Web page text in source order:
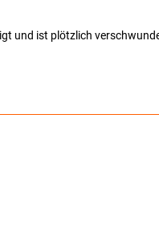
und ist plötzlich